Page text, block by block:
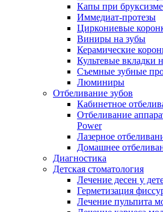
Капы при бруксизме
Иммедиат-протезы
Циркониевые
Виниры на зубы
Керамические
Культевые вкладки
Съемные зубные
Люминиры
Отбеливание зубов
Кабинетное
Отбеливание
Power
Лазерное
Домашнее
Диагностика
Детская стоматология
Лечение десен у
Герметизация
Лечение пульпита